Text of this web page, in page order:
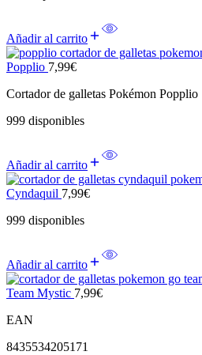
Añadir al carrito
Popplio 7,99€
Cortador de galletas Pokémon Popplio
999 disponibles
Añadir al carrito
Cyndaquil 7,99€
999 disponibles
Añadir al carrito
Team Mystic 7,99€
EAN
8435534205171